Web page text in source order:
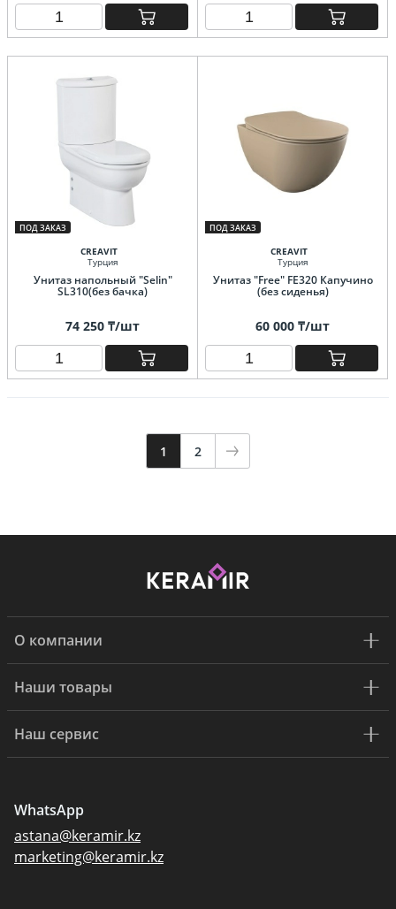
ПОД ЗАКАЗ
CREAVIT
Турция
Унитаз напольный "Selin"
SL310(без бачка)
74 250 ₸/шт
ПОД ЗАКАЗ
CREAVIT
Турция
Унитаз "Free" FE320 Капучино
(без сиденья)
60 000 ₸/шт
1 2
О компании
Наши товары
Наш сервис
WhatsApp
astana@keramir.kz
marketing@keramir.kz